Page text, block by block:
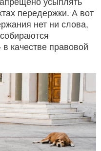
усыплять
передержки. А вот
нет ни слова,
качестве правовой